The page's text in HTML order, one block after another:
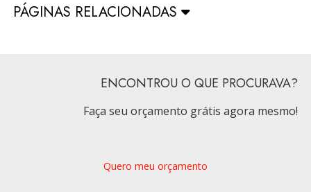
PÁGINAS RELACIONADAS
ENCONTROU O QUE PROCURAVA?
Faça seu orçamento grátis agora mesmo!
Quero meu orçamento